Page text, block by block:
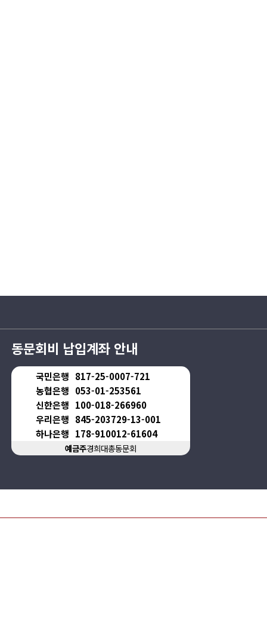
동문회비 납입계좌 안내
국민은행 817-25-0007-721
농협은행 053-01-253561
신한은행 100-018-266960
우리은행 845-203729-13-001
하나은행 178-910012-61604
예금주경희대총동문회